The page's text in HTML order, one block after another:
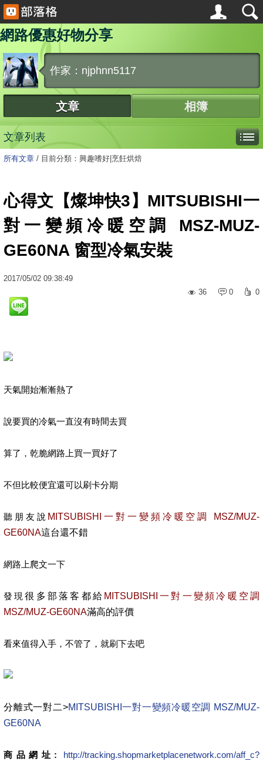
網路優惠好物分享
作家：njphnn5117
文章 相簿
文章列表
所有文章 / 目前分類：興趣嗜好|烹飪烘焙
心得文【燦坤快3】MITSUBISHI一
對一變頻冷暖空調 MSZ-MUZ-
GE60NA 窗型冷氣安裝
2017/05/02 09:38:49
36
0 0
天氣開始漸漸熱了
說要買的冷氣一直沒有時間去買
算了，乾脆網路上買一買好了
不但比較便宜還可以刷卡分期
聽朋友說 MITSUBISHI一對一變頻冷暖空調 MSZ/MUZ-
GE60NA這台還不錯
網路上爬文一下
發現很多部落客都給 MITSUBISHI一對一變頻冷暖空調
MSZ/MUZ-GE60NA滿高的評價
看來值得入手，不管了，就刷下去吧
分離式一對二>MITSUBISHI一對一變頻冷暖空調 MSZ/MUZ-
GE60NA
商品網址:
http://tracking.shopmarketplacenetwork.com/aff_c?